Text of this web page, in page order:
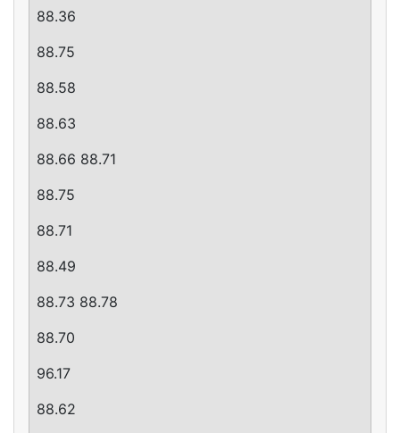
88.36
88.75
88.58
88.63
88.66 88.71
88.75
88.71
88.49
88.73 88.78
88.70
96.17
88.62